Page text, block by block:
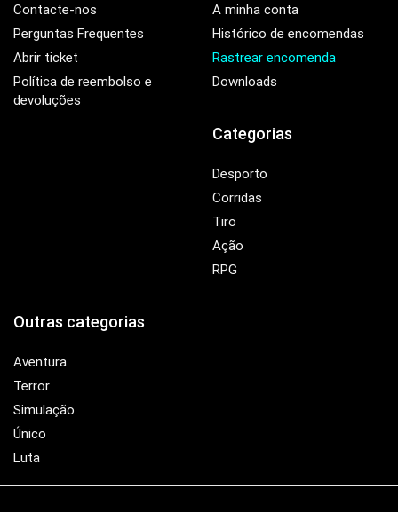
Contacte-nos
Perguntas Frequentes
Abrir ticket
Política de reembolso e
devoluções
A minha conta
Histórico de encomendas
Rastrear encomenda
Downloads
Categorias
Desporto
Corridas
Tiro
Ação
RPG
Outras categorias
Aventura
Terror
Simulação
Único
Luta